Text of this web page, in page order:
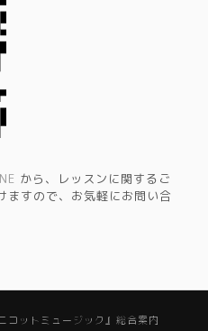
から、レッスンに関するご
ますので、お気軽にお問い合
コットミュージック』総合案内